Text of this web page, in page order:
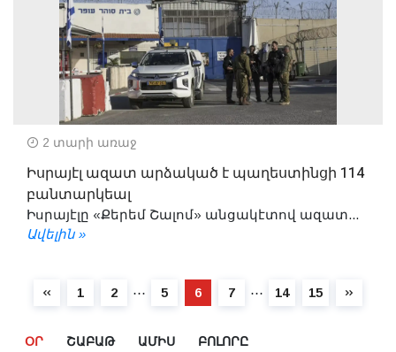
2 տարի առաջ
Իսրայէլ ազատ արձակած է պաղեստինցի 114
բանտարկեալ
Իսրայէլը «Քերեմ Շալոմ» անցակէտով ազատ...
Ավելին »
1 2 ⋯ 5 6 7 ⋯ 14 15
ՕՐ ՇԱԲԱԹ ԱՄԻՍ ԲՈԼՈՐԸ